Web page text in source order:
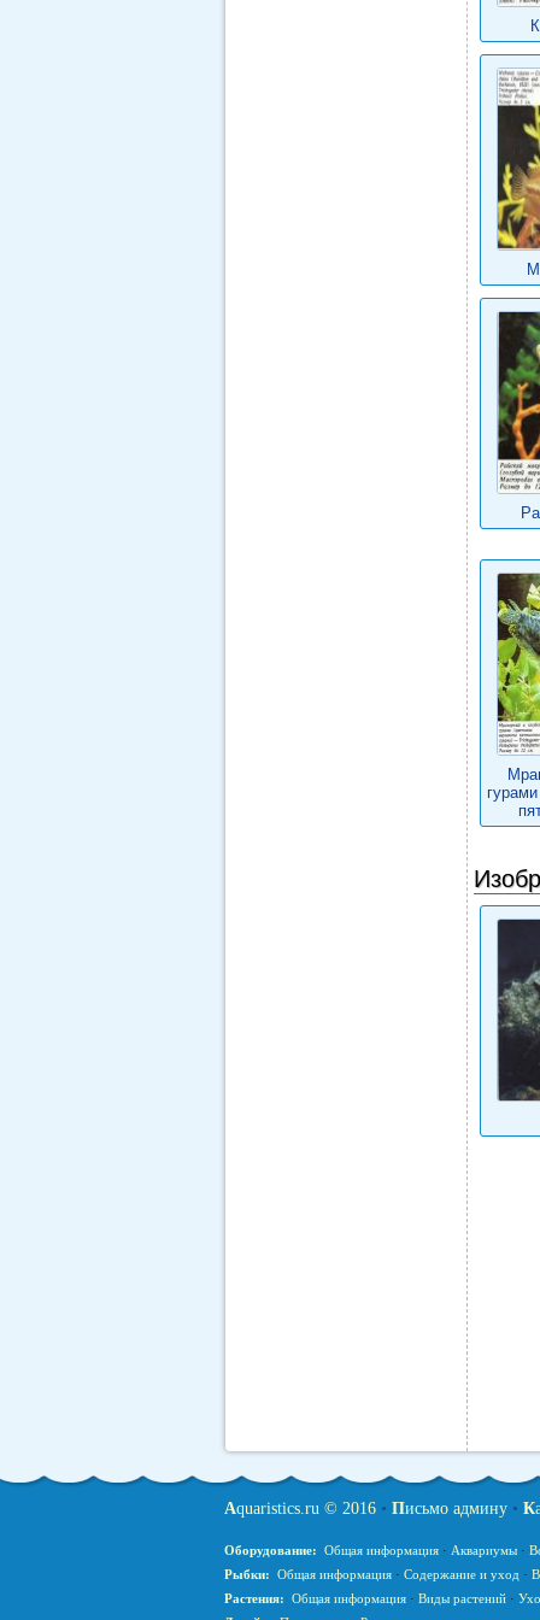
Aquaristics.ru © 2016• Письмо админу• К
Оборудование: Общая информация· Аквариумы·
Рыбки: Общая информация· Содержание и уход ·
Растения: Общая информация· Виды растений·